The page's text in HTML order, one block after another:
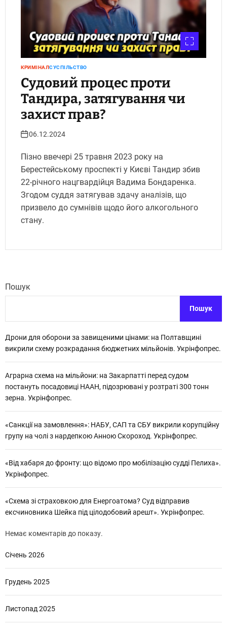
КРИМІНАЛСУСПІЛЬСТВО
Судовий процес проти
Тандира, затягування чи
захист прав?
06.12.2024
Пізно ввечері 25 травня 2023 року на
Берестейському проспекті у Києві Тандир збив
22-річного нацгвардійця Вадима Бондаренка.
Згодом суддя затягував здачу аналізів, що
призвело до сумнівів щодо його алкогольного
стану.
Пошук
Пошук
Дрони для оборони за завищеними цінами: на Полтавщині
викрили схему розкрадання бюджетних мільйонів. Укрінфопрес.
Аграрна схема на мільйони: на Закарпатті перед судом
постануть посадовиці НААН, підозрювані у розтраті 300 тонн
зерна. Укрінфопрес.
«Санкції на замовлення»: НАБУ, САП та СБУ викрили корупційну
групу на чолі з нардепкою Анною Скороход. Укрінфопрес.
«Від хабаря до фронту: що відомо про мобілізацію судді Пелиха».
Укрінфопрес.
«Схема зі страховкою для Енергоатома? Суд відправив
ексчиновника Шейка під цілодобовий арешт». Укрінфопрес.
Немає коментарів до показу.
Січень 2026
Грудень 2025
Листопад 2025